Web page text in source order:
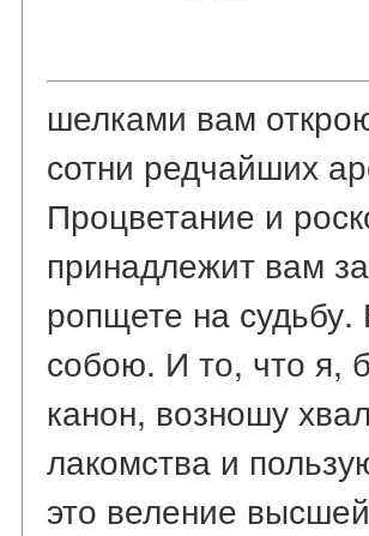
шелками вам
сотни редчайших
Процветание и
принадлежит вам
ропщете на
собою. И то, что я,
канон, возношу
лакомства и
это веление